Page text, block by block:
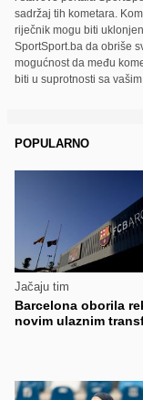
sadržaj tih kometara.
riječnik mogu biti
SportSport.ba da obriše
mogućnost da među
biti u suprotnosti sa
POPULARNO
Jačaju tim
Barcelona oborila
novim ulaznim